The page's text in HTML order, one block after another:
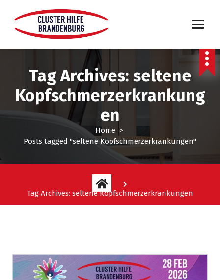
Tag Archives: seltene
Kopfschmerzerkrankung
en
Home>
Posts tagged "seltene Kopfschmerzerkrankungen"
Tag Archives: seltene Kopfschmerzerkrankungen